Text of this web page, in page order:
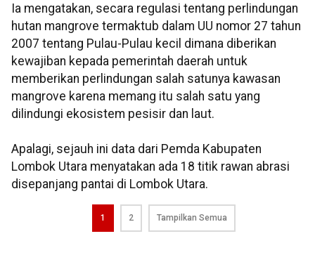
Ia mengatakan, secara regulasi tentang perlindungan
hutan mangrove termaktub dalam UU nomor 27 tahun
2007 tentang Pulau-Pulau kecil dimana diberikan
kewajiban kepada pemerintah daerah untuk
memberikan perlindungan salah satunya kawasan
mangrove karena memang itu salah satu yang
dilindungi ekosistem pesisir dan laut.
Apalagi, sejauh ini data dari Pemda Kabupaten
Lombok Utara menyatakan ada 18 titik rawan abrasi
disepanjang pantai di Lombok Utara.
1 2 Tampilkan Semua